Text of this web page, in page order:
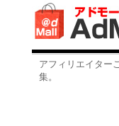
アフィリエイター
集。